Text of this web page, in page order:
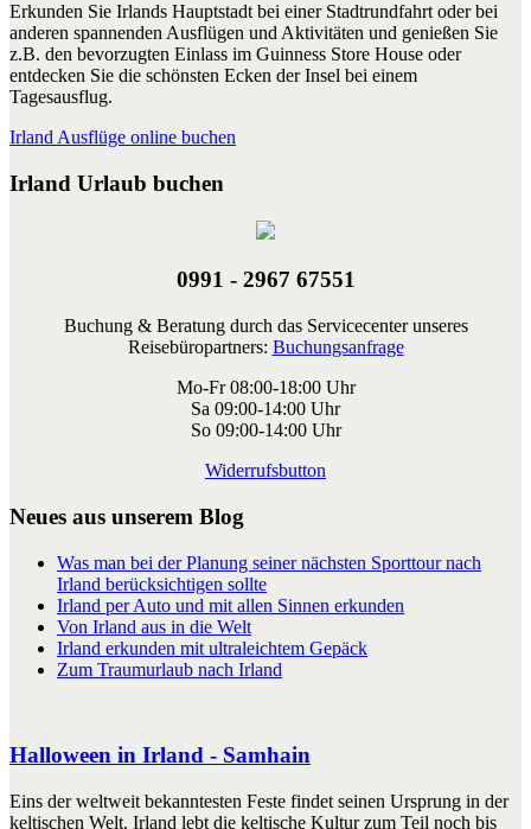
Erkunden Sie Irlands Hauptstadt bei einer Stadtrundfahrt oder bei
anderen spannenden Ausflügen und Aktivitäten und genießen Sie
z.B. den bevorzugten Einlass im Guinness Store House oder
entdecken Sie die schönsten Ecken der Insel bei einem
Tagesausflug.
Irland Ausflüge online buchen
Irland Urlaub buchen
0991 - 2967 67551
Buchung & Beratung durch das Servicecenter unseres
Reisebüropartners: Buchungsanfrage
Mo-Fr 08:00-18:00 Uhr
Sa 09:00-14:00 Uhr
So 09:00-14:00 Uhr
Widerrufsbutton
Neues aus unserem Blog
Was man bei der Planung seiner nächsten Sporttour nach
Irland berücksichtigen sollte
Irland per Auto und mit allen Sinnen erkunden
Von Irland aus in die Welt
Irland erkunden mit ultraleichtem Gepäck
Zum Traumurlaub nach Irland
Halloween in Irland - Samhain
Eins der weltweit bekanntesten Feste findet seinen Ursprung in der
keltischen Welt. Irland lebt die keltische Kultur zum Teil noch bis